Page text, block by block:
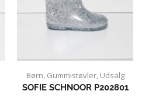
Børn, Gummistøvler, Udsalg
SOFIE SCHNOOR P202801